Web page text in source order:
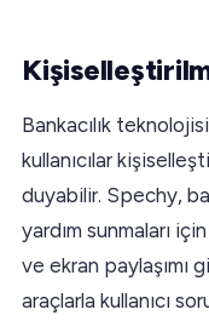
Bankacılık
kullanıcılar
duyabilir. Spechy,
yardım sunmaları
ve ekran paylaşımı
araçlarla kullanıcı